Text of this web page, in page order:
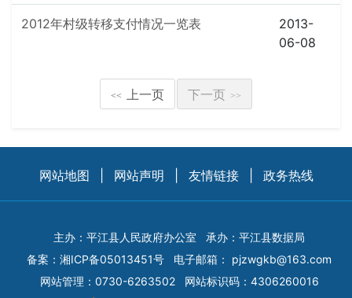
2012年村级转移支付情况一览表
2013-
06-08
<< 上一页 下一页 >>
网站地图 网站声明 友情链接 政务热线
主办：平江县人民政府办公室
承办：平江县数据局
备案： 湘ICP备05013451号 电子邮箱： pjzwgkb@163.com
网站管理：0730-6263502
网站标识码：4306260016